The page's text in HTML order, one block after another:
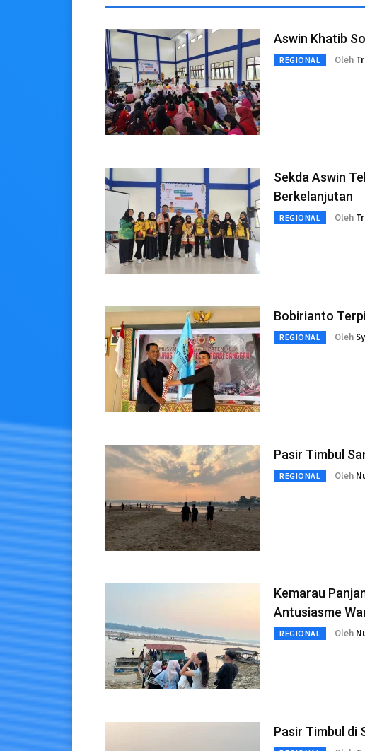
Aswin Khatib
REGIONAL Oleh
Sekda Aswin
Berkelanjutan
REGIONAL Oleh
Bobirianto
REGIONAL Oleh
Pasir Timbul
REGIONAL Oleh
Kemarau
Antusiasme
REGIONAL Oleh
Pasir Timbul di